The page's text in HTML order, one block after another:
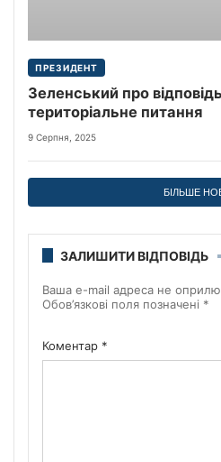
ПРЕЗИДЕНТ
Зеленський про
територіальне питання
9 Серпня, 2025
БІЛЬШЕ
ЗАЛИШИТИ ВІДПОВІДЬ
Ваша e-mail адреса не
Обов’язкові поля позначені *
Коментар *